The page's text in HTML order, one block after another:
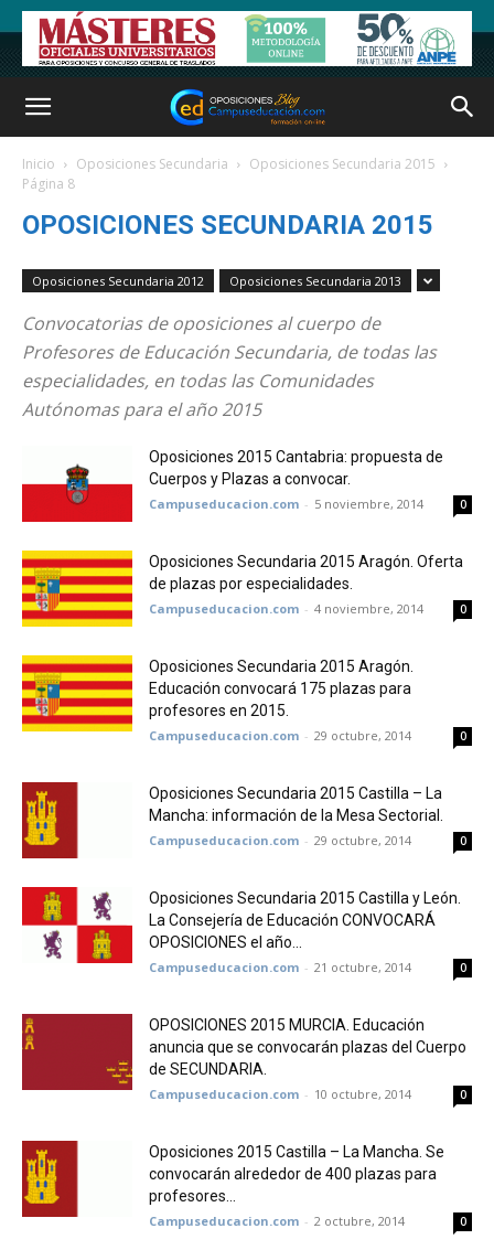
Inicio Oposiciones Secundaria
Oposiciones Secundaria 2015
Página 8
OPOSICIONES SECUNDARIA 2015
Oposiciones Secundaria 2012 Oposiciones Secundaria 2013
Convocatorias de oposiciones al cuerpo de
Profesores de Educación Secundaria, de todas las
especialidades, en todas las Comunidades
Autónomas para el año 2015
Oposiciones 2015 Cantabria: propuesta de
Cuerpos y Plazas a convocar.
Campuseducacion.com - 5 noviembre, 2014 0
Oposiciones Secundaria 2015 Aragón. Oferta
de plazas por especialidades.
Campuseducacion.com - 4 noviembre, 2014 0
Oposiciones Secundaria 2015 Aragón.
Educación convocará 175 plazas para
profesores en 2015.
Campuseducacion.com - 29 octubre, 2014 0
Oposiciones Secundaria 2015 Castilla – La
Mancha: información de la Mesa Sectorial.
Campuseducacion.com - 29 octubre, 2014 0
Oposiciones Secundaria 2015 Castilla y León.
La Consejería de Educación CONVOCARÁ
OPOSICIONES el año...
Campuseducacion.com - 21 octubre, 2014 0
OPOSICIONES 2015 MURCIA. Educación
anuncia que se convocarán plazas del Cuerpo
de SECUNDARIA.
Campuseducacion.com - 10 octubre, 2014 0
Oposiciones 2015 Castilla – La Mancha. Se
convocarán alrededor de 400 plazas para
profesores...
Campuseducacion.com - 2 octubre, 2014 0